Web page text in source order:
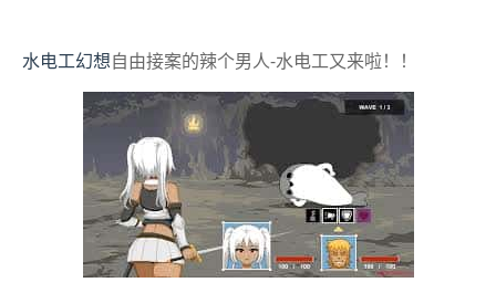
水电工幻想自由接案的辣个男人-水电工又来啦！！